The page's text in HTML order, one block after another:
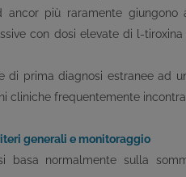
ancor più raramente
con dosi elevate di l-
di prima diagnosi estranee ad
cliniche frequentemente
generali e monitoraggio
basa normalmente sulla